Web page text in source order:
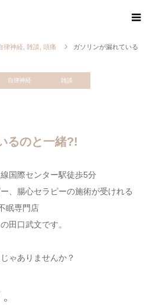
律神経 雑談 頭痛
ガソリンが漏れている
自律神経 雑談
るのと一緒?!
国際センター駅徒歩5分
、腸心セラピーの施術が受けれる
眠専門店
田口武文です。
ゃありませんか？